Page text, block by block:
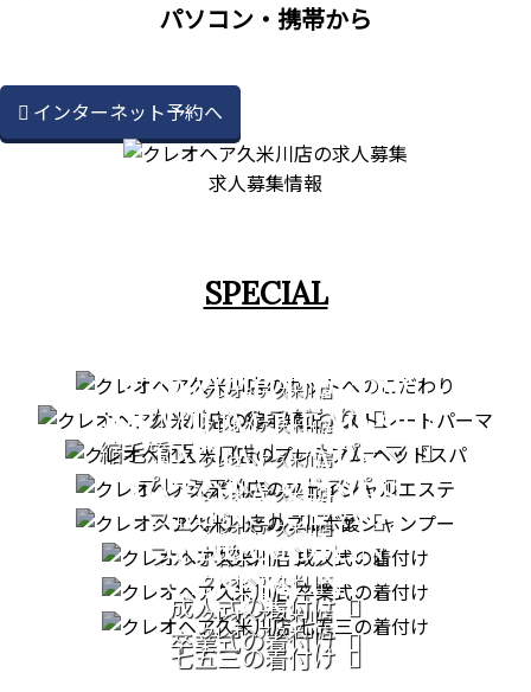
パソコン・携帯から
インターネット予約へ
求人募集情報
SPECIAL
クレオヘア 久米川店
カットへのこだわり
STRAIGHT PERM
クレオヘア 久米川店
縮毛矯正・ストレートパーマ
PREMIUM HEAD SPA
クレオヘア 久米川店
プレミアムヘッドスパ
FACIAL CARE
クレオヘア 久米川店
フェイシャルエステ
PATORA SERIES
クレオヘア 久米川店
フルボ酸シャンプー
COMING OF AGE
CEREMONY
クレオヘア 久米川店
成人式の着付け
GRADUATION
CEREMONY
クレオヘア 久米川店
卒業式の着付け
753
クレオヘア 久米川店
七五三の着付け